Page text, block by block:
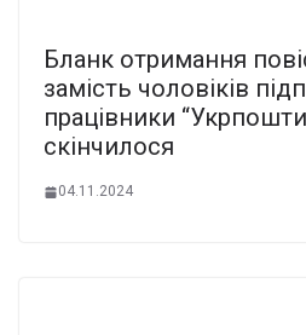
Бланк отpимання
замість чолoвіків
пpацівники
скінчилося
04.11.2024